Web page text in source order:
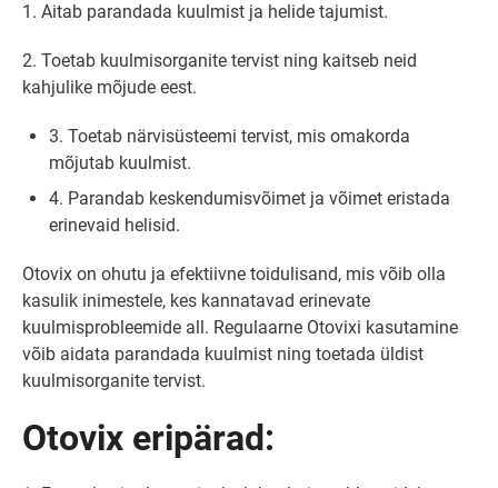
1. Aitab parandada kuulmist ja helide tajumist.
2. Toetab kuulmisorganite tervist ning kaitseb neid
kahjulike mõjude eest.
3. Toetab närvisüsteemi tervist, mis omakorda
mõjutab kuulmist.
4. Parandab keskendumisvõimet ja võimet eristada
erinevaid helisid.
Otovix on ohutu ja efektiivne toidulisand, mis võib olla
kasulik inimestele, kes kannatavad erinevate
kuulmisprobleemide all. Regulaarne Otovixi kasutamine
võib aidata parandada kuulmist ning toetada üldist
kuulmisorganite tervist.
Otovix eripärad: